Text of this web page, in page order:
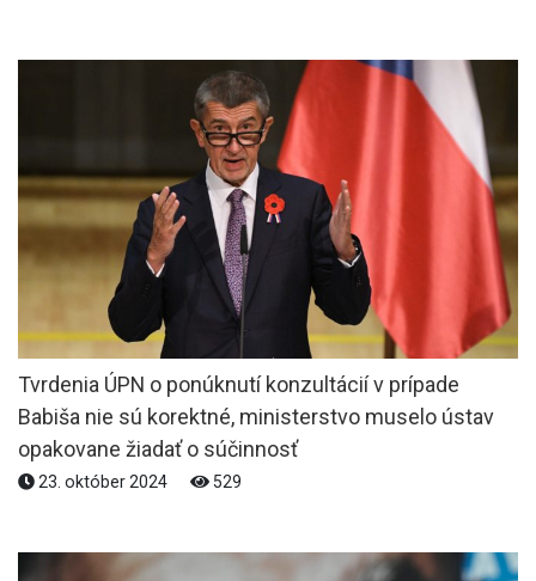
Tvrdenia ÚPN o ponúknutí konzultácií v prípade
Babiša nie sú korektné, ministerstvo muselo ústav
opakovane žiadať o súčinnosť
23. október 2024 529